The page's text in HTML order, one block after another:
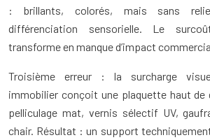
: brillants, colorés, mais sans
différenciation sensorielle. Le
transforme en manque d’impact
Troisième erreur : la surcharge
immobilier conçoit une plaquette haut de
pelliculage mat, vernis sélectif UV,
chair. Résultat : un support